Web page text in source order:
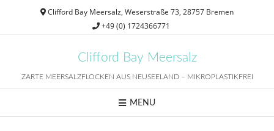
Clifford Bay Meersalz, Weserstraße 73, 28757 Bremen
+49 (0) 1724366771
Clifford Bay Meersalz
ZARTE MEERSALZFLOCKEN AUS NEUSEELAND – MIKROPLASTIKFREI
MENU